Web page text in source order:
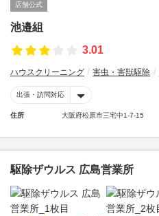
店舗公式
池邉組
3.01
ハウスクリーニング 害虫・害獣駆除
出張・訪問対応
住所 大阪府松原市三宅中1-7-15
駆除ザウルス 広島営業所